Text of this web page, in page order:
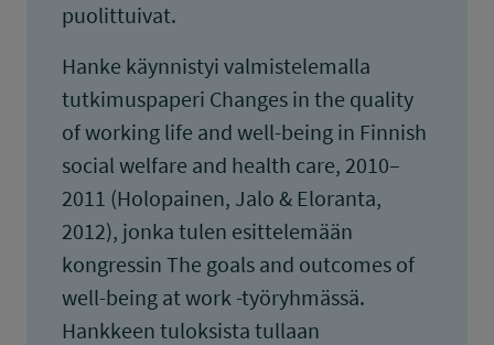
puolittuivat.
Hanke käynnistyi valmistelemalla
tutkimuspaperi Changes in the quality
of working life and well-being in Finnish
social welfare and health care, 2010–
2011 (Holopainen, Jalo & Eloranta,
2012), jonka tulen esittelemään
kongressin The goals and outcomes of
well-being at work -työryhmässä.
Hankkeen tuloksista tullaan